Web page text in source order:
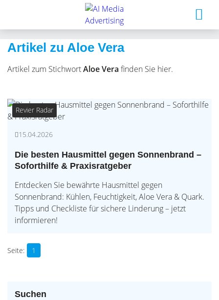
Artikel zu Aloe Vera
Artikel zum StichwortAloe Vera finden Sie hier.
Revier Radar
15.04.2026
Die besten Hausmittel gegen Sonnenbrand –
Soforthilfe & Praxisratgeber
Entdecken Sie bewährte Hausmittel gegen
Sonnenbrand: Kühlen, Feuchtigkeit, Aloe Vera & Quark.
Tipps und Checkliste für sichere Linderung – jetzt
informieren!
1
Suchen